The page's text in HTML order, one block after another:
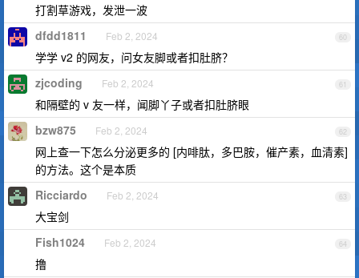
打割草游戏，发泄一波
60
dfdd1811 Feb 2, 2024
学学 v2 的网友，问女友脚或者扣肚脐？
61
zjcoding Feb 2, 2024
和隔壁的 v 友一样，闻脚丫子或者扣肚脐眼
62
bzw875 Feb 2, 2024
网上查一下怎么分泌更多的 [内啡肽，多巴胺，催产素，血清素]
的方法。这个是本质
63
Ricciardo Feb 2, 2024
大宝剑
64
Fish1024 Feb 2, 2024
撸